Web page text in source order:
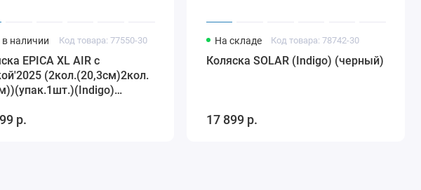
в наличии Код товара: 77550-30
EPICA XL AIR с
(2кол.(20,3см)2кол.
р.
На складе Код товара: 78742-30
Коляска SOLAR (Indigo) (черный)
17 899 р.